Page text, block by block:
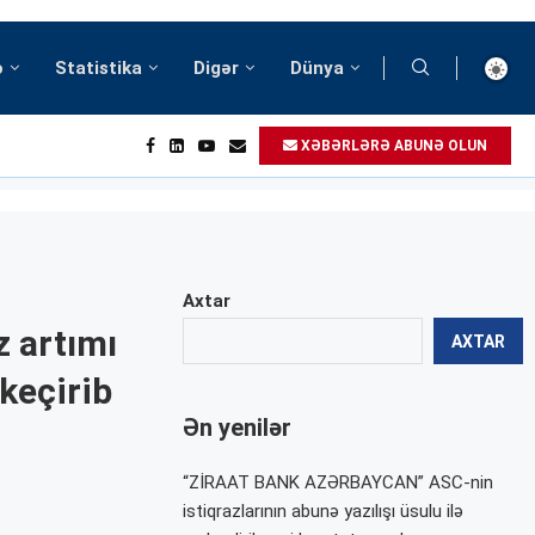
Statistika Digər Dünya
XƏBƏRLƏRƏ ABUNƏ OLUN
Axtar
AXTAR
Ən yenilər
“ZİRAAT BANK AZƏRBAYCAN” ASC-nin
istiqrazlarının abunə yazılışı üsulu ilə